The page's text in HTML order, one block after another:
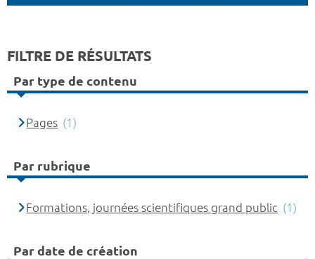
FILTRE DE RÉSULTATS
Par type de contenu
Pages (1)
Par rubrique
Formations, journées scientifiques grand public (1)
Par date de création